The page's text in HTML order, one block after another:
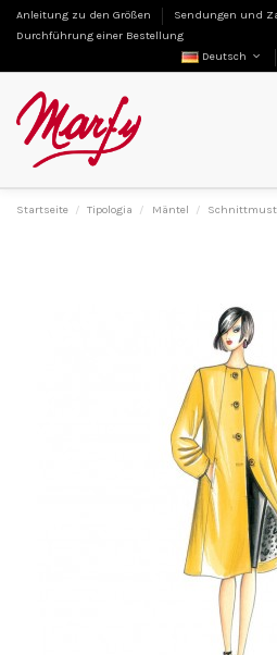
Anleitung zu den Größen
Sendungen und
Durchführung einer Bestellung
Deutsch
Startseite Tipologia Mäntel